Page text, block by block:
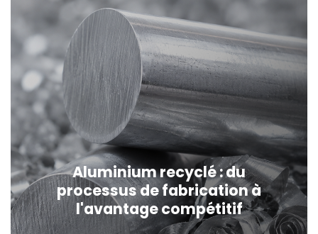
Aluminium recyclé : du
processus de fabrication à
l'avantage compétitif